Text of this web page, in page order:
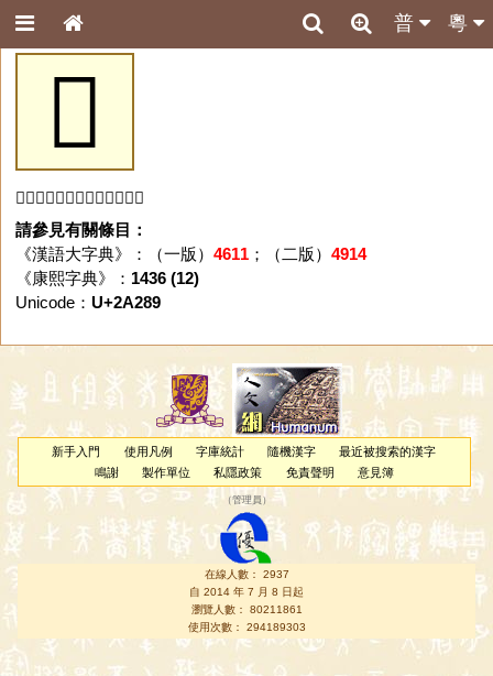
粵
普
𪊉
「𪊉」字未收錄於本資料庫。
請參見有關條目：
《漢語大字典》：（一版） 4611；（二版） 4914
《康熙字典》： 1436 (12)
Unicode： U+2A289
新手入門 使用凡例 字庫統計 隨機漢字
最近被搜索的漢字
鳴謝
製作單位 私隱政策 免責聲明 意見簿
（管理員 ）
在線人數： 2937
自 2014 年 7 月 8 日起
瀏覽人數： 80211861
使用次數： 294189303